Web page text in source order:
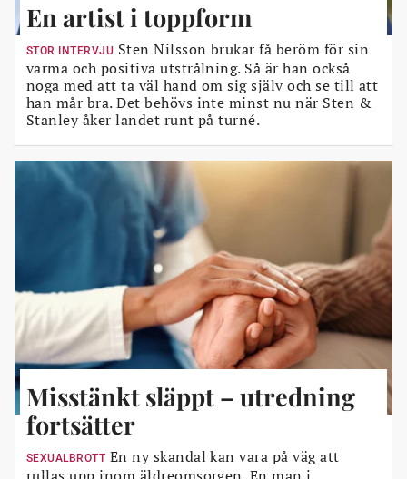
En artist i toppform
STOR INTERVJU Sten Nilsson brukar få beröm för sin
varma och positiva utstrålning. Så är han också
noga med att ta väl hand om sig själv och se till att
han mår bra. Det behövs inte minst nu när Sten &
Stanley åker landet runt på turné.
Misstänkt släppt – utredning
fortsätter
SEXUALBROTT En ny skandal kan vara på väg att